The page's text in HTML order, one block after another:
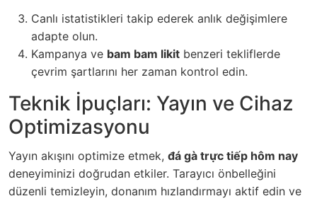
Canlı istatistikleri takip ederek anlık değişimlere
adapte olun.
Kampanya ve bam bam likit benzeri tekliflerde
çevrim şartlarını her zaman kontrol edin.
Teknik İpuçları: Yayın ve Cihaz
Optimizasyonu
Yayın akışını optimize etmek, đá gà trực tiếp hôm nay
deneyiminizi doğrudan etkiler. Tarayıcı önbelleğini
düzenli temizleyin, donanım hızlandırmayı aktif edin ve